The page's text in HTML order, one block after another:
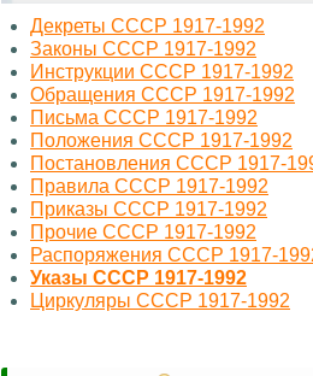
Декреты СССР 1917-1992
Законы СССР 1917-1992
Инструкции СССР 1917-1992
Обращения СССР 1917-1992
Письма СССР 1917-1992
Положения СССР 1917-1992
Постановления СССР 1917-
Правила СССР 1917-1992
Приказы СССР 1917-1992
Прочие СССР 1917-1992
Распоряжения СССР 1917-
Указы СССР 1917-1992
Циркуляры СССР 1917-1992